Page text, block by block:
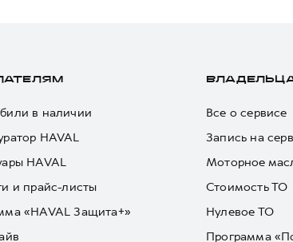
в наличии
HAVAL
HAVAL
и прайс-листы
«HAVAL Защита+»
Все о сервисе
Запись на
Моторное
Стоимость ТО
Нулевое ТО
Программа